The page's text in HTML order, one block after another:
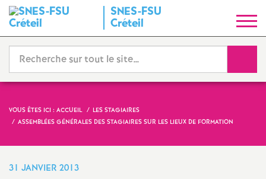
SNES-FSU
Créteil
y
n
d
i
VOUS ÊTES ICI : ACCUEIL
LES STAGIAIRES
ASSEMBLÉES GÉNÉRALES DES STAGIAIRES SUR LES LIEUX DE FORMATION
31 JANVIER 2013